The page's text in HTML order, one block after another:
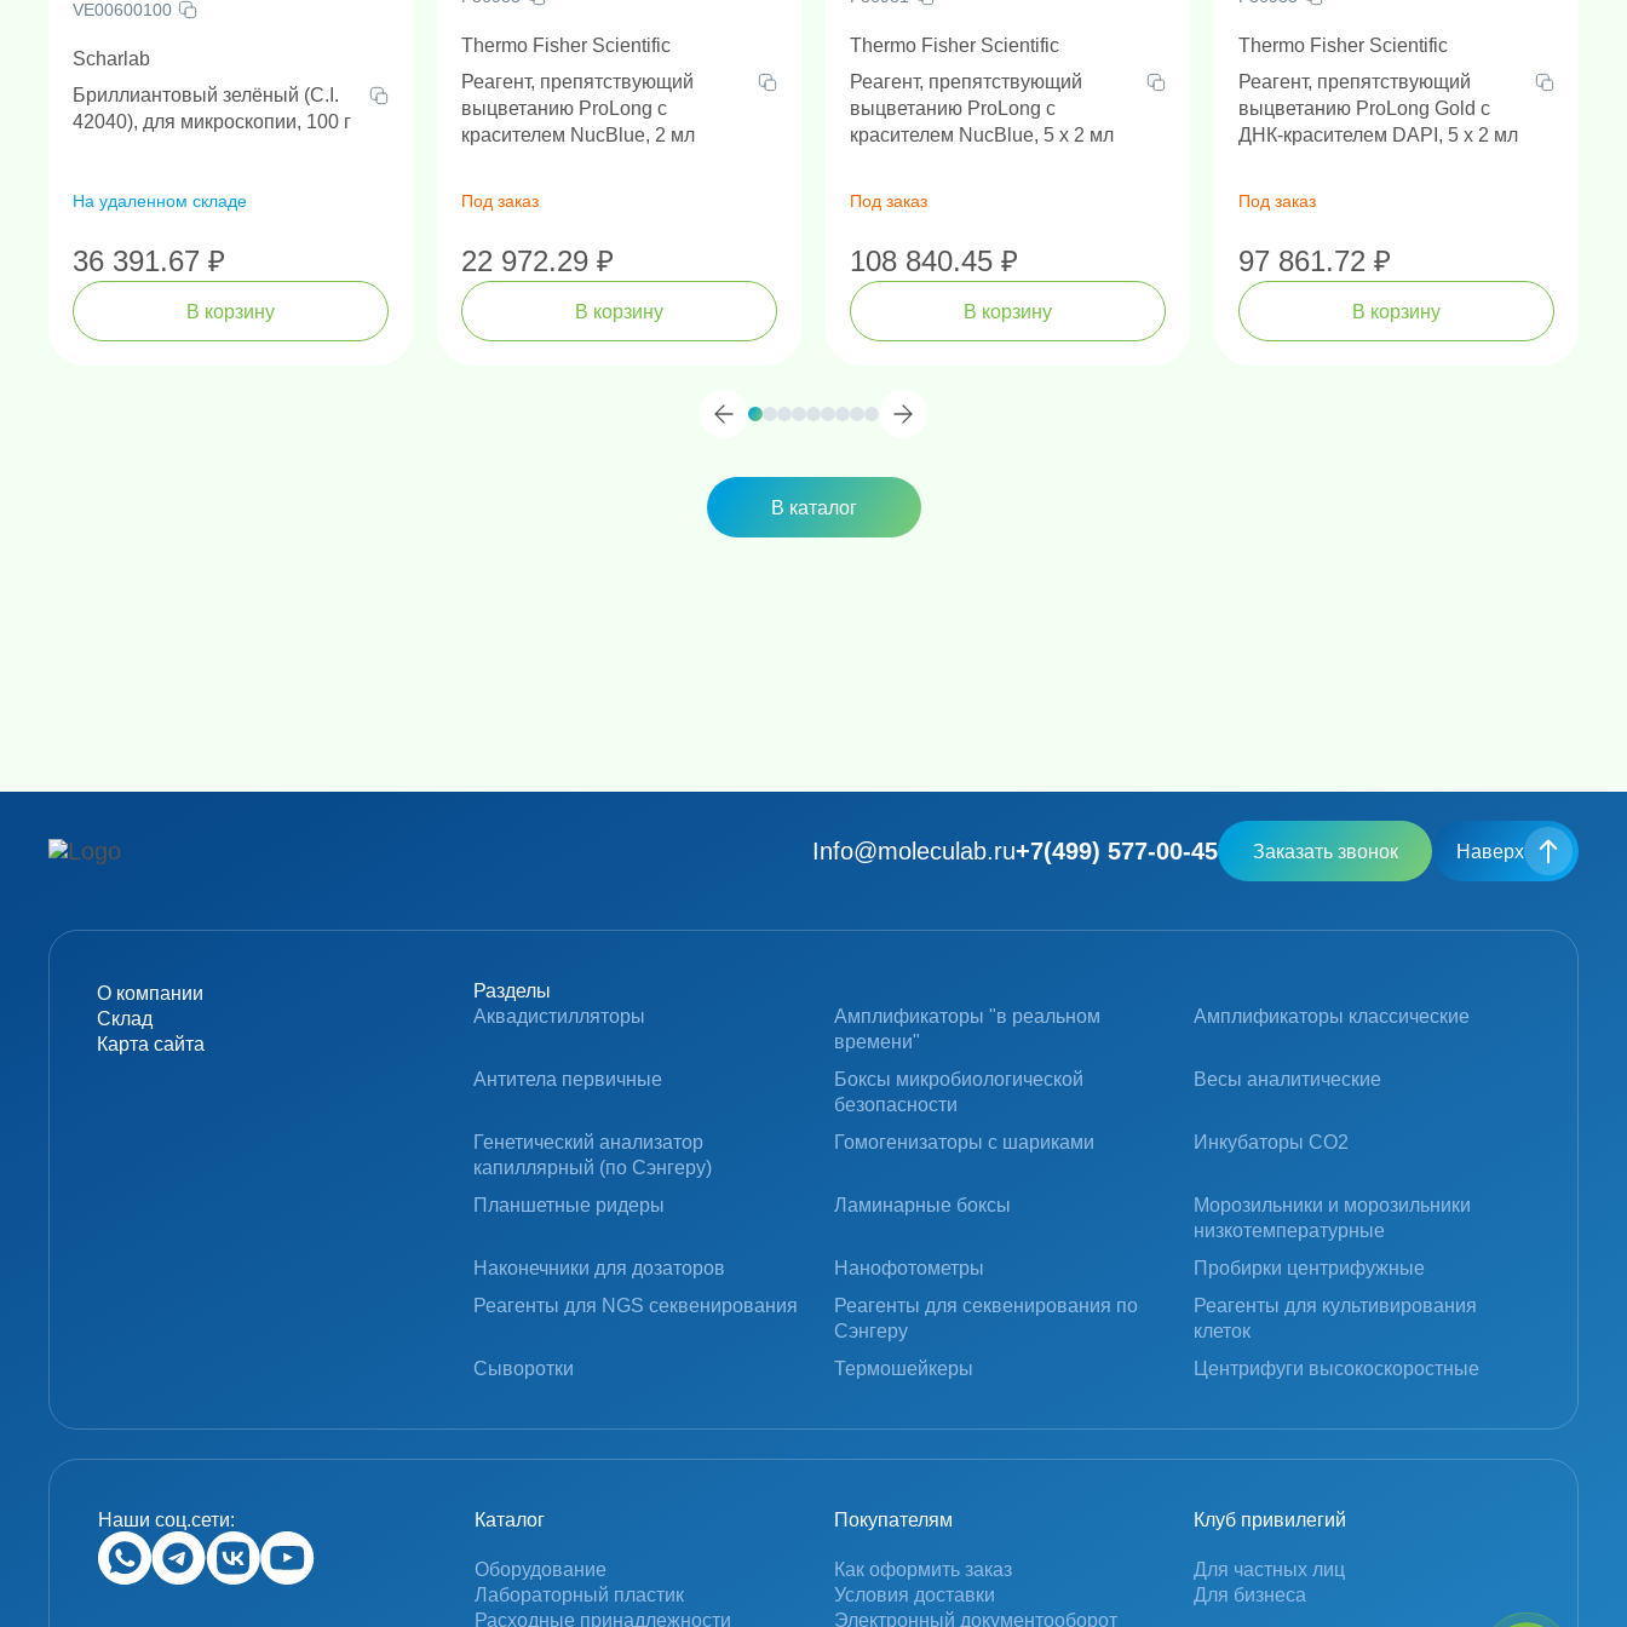
VE00600100
Scharlab
Бриллиантовый зелёный (C.I.
42040), для микроскопии, 100 г
На удаленном складе
36 391.67 ₽
В корзину
Thermo Fisher Scientific
Реагент, препятствующий
выцветанию ProLong с
красителем NucBlue, 2 мл
Под заказ
22 972.29 ₽
В корзину
Thermo Fisher Scientific
Реагент, препятствующий
выцветанию ProLong с
красителем NucBlue, 5 x 2 мл
Под заказ
108 840.45 ₽
В корзину
Thermo Fisher Scientific
Реагент, препятствующий
выцветанию ProLong Gold с
ДНК-красителем DAPI, 5 х 2 мл
Под заказ
97 861.72 ₽
В корзину
В каталог
Info@moleculab.ru+7(499) 577-00-45 Заказать звонок Наверх
О компании
Склад
Карта сайта
Разделы
Аквадистилляторы
Амплификаторы "в реальном
времени"
Амплификаторы классические
Антитела первичные
Боксы микробиологической
безопасности
Весы аналитические
Генетический анализатор
капиллярный (по Сэнгеру)
Гомогенизаторы с шариками Инкубаторы CO2
Планшетные ридеры Ламинарные боксы
Морозильники и морозильники
низкотемпературные
Наконечники для дозаторов
Нанофотометры
Пробирки центрифужные
Реагенты для NGS секвенирования
Реагенты для секвенирования по
Сэнгеру
Реагенты для культивирования
клеток
Сыворотки
Термошейкеры Центрифуги высокоскоростные
Наши соц.сети: Каталог
Оборудование
Лабораторный пластик
Расходные принадлежности
Покупателям
Как оформить заказ
Условия доставки
Электронный документооборот
Клуб привилегий
Для частных лиц
Для бизнеса